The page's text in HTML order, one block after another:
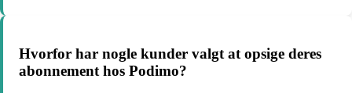
Hvorfor har nogle kunder valgt at opsige deres
abonnement hos Podimo?